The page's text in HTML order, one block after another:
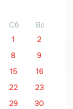
Сб
Вс
1
2
8
9
15
16
22
23
29
30